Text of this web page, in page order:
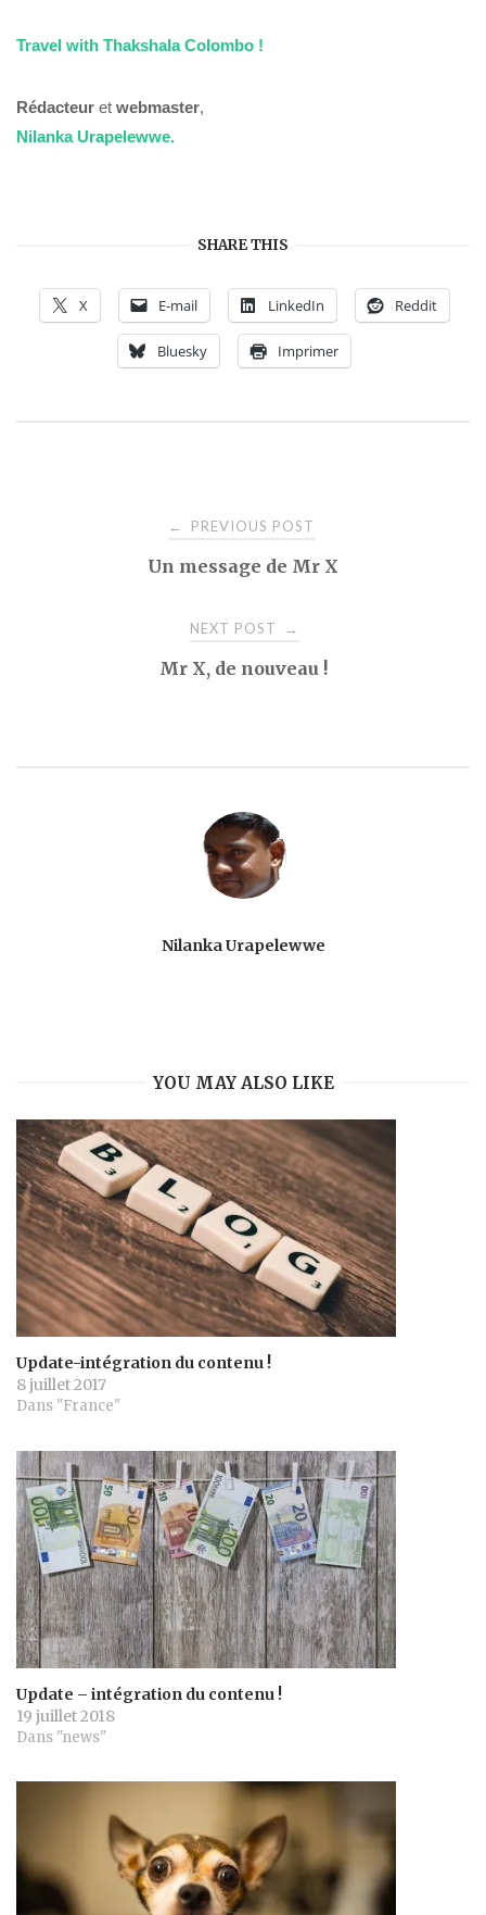
Travel with Thakshala Colombo !
Rédacteur et webmaster,
Nilanka Urapelewwe.
SHARE THIS
X E-mail LinkedIn Reddit
Bluesky Imprimer
navigation
← PREVIOUS POST
Un message de Mr X
NEXT POST →
Mr X, de nouveau !
Nilanka Urapelewwe
YOU MAY ALSO LIKE
Update-intégration du contenu !
8 juillet 2017
Dans "France"
Update – intégration du contenu !
19 juillet 2018
Dans "news"